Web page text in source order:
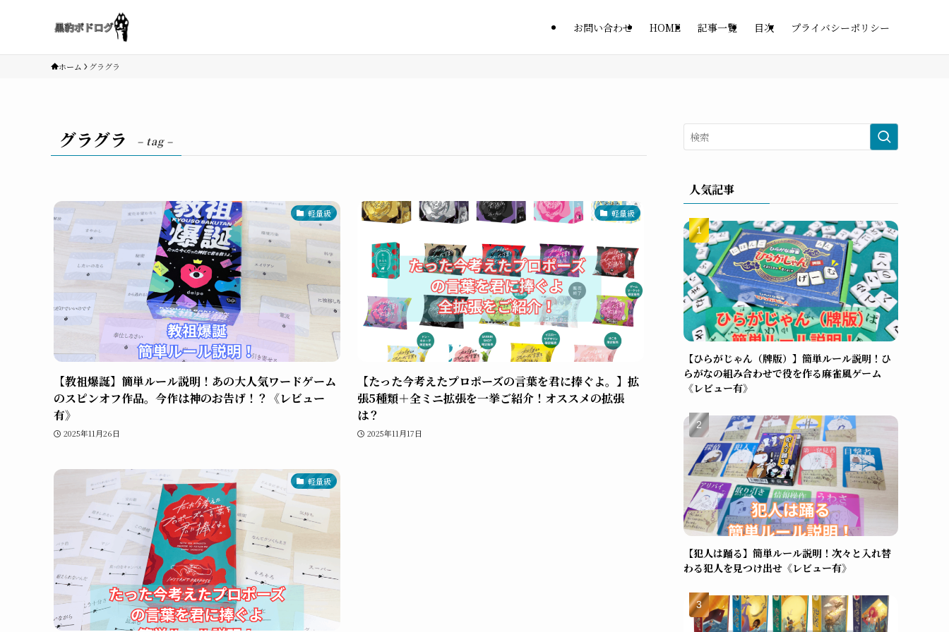
お問い合わせ HOME 記事一覧 目次 プライバシーポリシー
ホーム グラグラ
グラグラ – tag –
軽量級
【教祖爆誕】簡単ルール説明！あの大人気ワードゲーム
のスピンオフ作品。今作は神のお告げ！？《レビュー
有》
2025年11月26日
軽量級
【たった今考えたプロポーズの言葉を君に捧ぐよ。】拡
張5種類＋全ミニ拡張を一挙ご紹介！オススメの拡張
は？
2025年11月17日
軽量級
人気記事
【ひらがじゃん（牌版）】簡単ルール説明！ひ
らがなの組み合わせで役を作る麻雀風ゲーム
《レビュー有》
【犯人は踊る】簡単ルール説明！次々と入れ替
わる犯人を見つけ出せ《レビュー有》